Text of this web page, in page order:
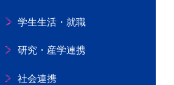
学生生活・就職
研究・産学連携
社会連携